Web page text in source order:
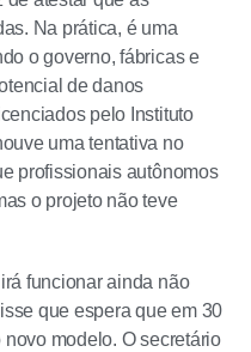
Na prática, é uma
o governo, fábricas e
de danos
pelo Instituto
uma tentativa no
profissionais autônomos
o projeto não teve
funcionar ainda não
que espera que em 30
modelo. O secretário